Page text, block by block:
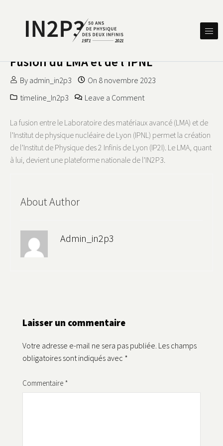
IN2P3 50 ANS DE PHYSIQUE
Fusion du LMA et de l’IPNL
By admin_in2p3 On 8 novembre 2023
timeline_In2p3
Leave a Commenton Fusion du LMA et de
La fusion entre le Laboratoire des matériaux avancé (LMA) et de
l’Institut de physique nucléaire de Lyon (IPNL) permet la création
de l’Institut de Physique des 2 Infinis de Lyon (IP2I). Le LMA, quant
à lui, devient une plateforme nationale de l’IN2P3.
About Author
Admin_in2p3
Laisser un commentaire
Votre adresse e-mail ne sera pas publiée. Les champs
obligatoires sont indiqués avec *
Commentaire *